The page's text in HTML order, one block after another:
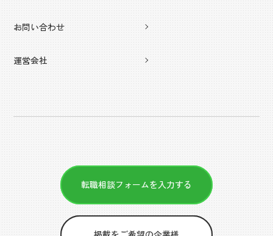
お問い合わせ
運営会社
転職相談フォームを入力する